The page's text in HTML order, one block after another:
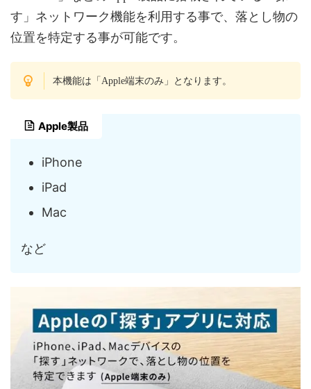
す」ネットワーク機能を利用する事で、落とし物の
位置を特定する事が可能です。
本機能は「Apple端末のみ」となります。
Apple製品
iPhone
iPad
Mac
など